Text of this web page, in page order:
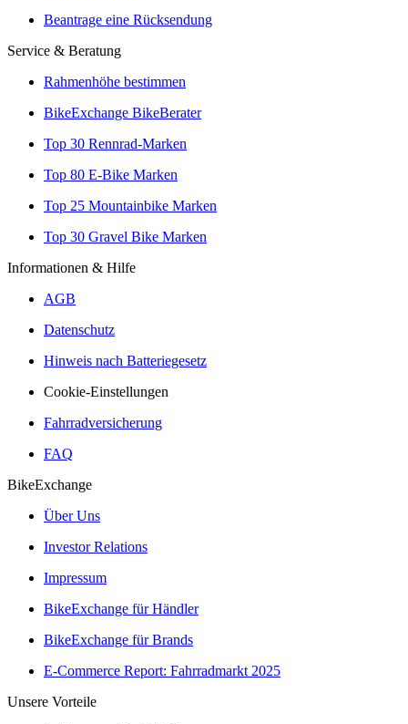
Beantrage eine Rücksendung
Service & Beratung
Rahmenhöhe bestimmen
BikeExchange BikeBerater
Top 30 Rennrad-Marken
Top 80 E-Bike Marken
Top 25 Mountainbike Marken
Top 30 Gravel Bike Marken
Informationen & Hilfe
AGB
Datenschutz
Hinweis nach Batteriegesetz
Cookie-Einstellungen
Fahrradversicherung
FAQ
BikeExchange
Über Uns
Investor Relations
Impressum
BikeExchange für Händler
BikeExchange für Brands
E-Commerce Report: Fahrradmarkt 2025
Unsere Vorteile